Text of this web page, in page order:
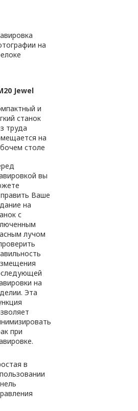
на
Jewel
и
станок
труда
на
столе
вы
Ваше
на
с
лучом
на
Эта
при
в